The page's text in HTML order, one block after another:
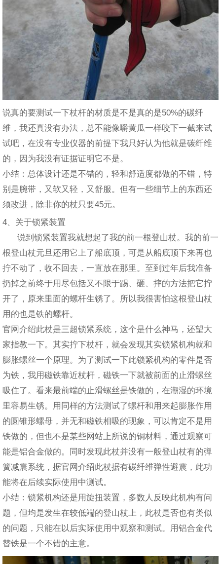
说真的要测试一下杖杆的材质是不是真的是50%的碳纤
维，我还真没有办法，总不能像嚼黄瓜一样咬下一截来试
试吧，在没有专业仪器的前提下我只好认为他就是碳纤维
的，因为我没有证据证明它不是。
小结：总体设计还是不错的，轻和舒适度都做的不错，特
别是腕带，又软又轻，又舒服。但有一些细节上的东西还
须改进，除非你的杖只要45元。
4、关于锁紧装置
说到锁紧装置我就想起了我的前一根登山杖。我的前一
根登山杖元旦还用它上了船底顶，可是从船底顶下来再也
拧不动了，收不回去，一直放在那里。至到过年后我准备
扔掉之前终于用尽包括又不限于踢、砸、摔的方法把它拧
开了，原来里面的螺杆生锈了。所以我很害怕这根登山杖
用的也是铁的螺杆。
官网介绍此杖是三超锁紧系统，这个是什么神马，还望大
家指教一下。其实拧下杖杆，就会发现其实锁紧机构就和
膨胀螺丝一个原理。为了测试一下此锁紧机构的零件是否
为铁，我用磁铁靠近杖杆，磁铁一下就被前面的止滑螺丝
吸住了。看来最前端的止滑螺丝是铁做的，在潮湿的环境
里容易生锈。用同样的方法测试了螺杆和用来起膨胀作用
的圆锥形螺母，并无和磁铁相吸的现象，可以肯定不是用
铁做的，但也不是某些网站上所说的铜材料，通过观察可
能是铝合金做的。同时发现此杖并没有一般登山杖有的弹
簧减震系统，据官网介绍此杖据有碳纤维弹性避震，此功
能将在后续实际使用中测试。
小结：锁紧机构还是用旋扭装置，多数人反映此机构有问
题，但均是发生在较低端的登山杖上，此杖是否也有类似
的问题，只能在以后实际使用中观察和测试。用铝合金代
替铁是一个不错的主意。